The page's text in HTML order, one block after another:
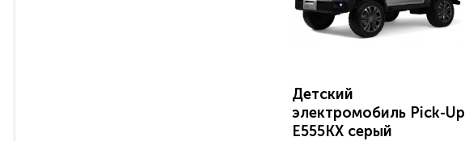
Детский
электромобиль Pick-Up
E555KX серый